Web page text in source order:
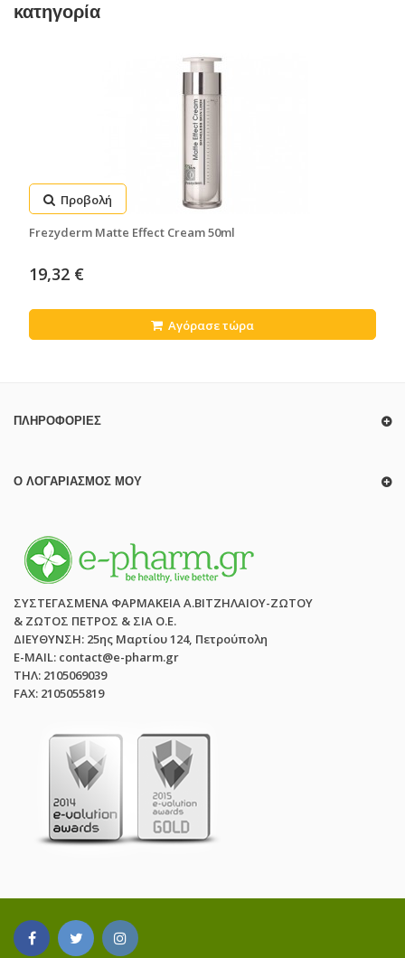
κατηγορία
Προβολή
Frezyderm Matte Effect Cream 50ml
19,32 €
Αγόρασε τώρα
ΠΛΗΡΟΦΟΡΊΕΣ
Ο ΛΟΓΑΡΙΑΣΜΌΣ ΜΟΥ
ΣΥΣΤΕΓΑΣΜΕΝΑ ΦΑΡΜΑΚΕΙΑ Α.ΒΙΤΖΗΛΑΙΟΥ-ΖΩΤΟΥ
& ΖΩΤΟΣ ΠΕΤΡΟΣ & ΣΙΑ Ο.Ε.
ΔΙΕΥΘΥΝΣΗ: 25ης Μαρτίου 124, Πετρούπολη
E-MAIL: contact@e-pharm.gr
ΤΗΛ: 2105069039
FAX: 2105055819